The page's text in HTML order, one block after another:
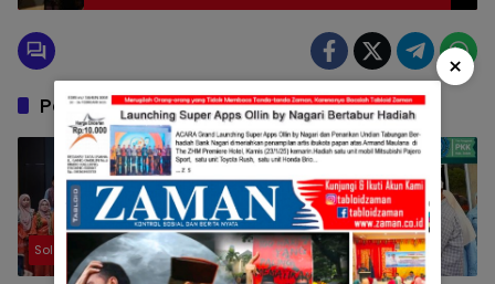
Pos Terkait
Solok Solok
×